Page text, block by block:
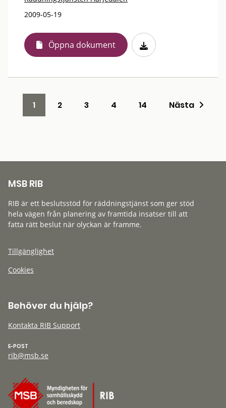
2009-05-19
Öppna dokument
1 2 3 4 14 Nästa
MSB RIB
RIB är ett beslutsstöd för räddningstjänst som ger stöd
hela vägen från planering av framtida insatser till att
fatta rätt beslut när olyckan är framme.
Tillgänglighet
Cookies
Behöver du hjälp?
Kontakta RIB Support
E-POST
rib@msb.se